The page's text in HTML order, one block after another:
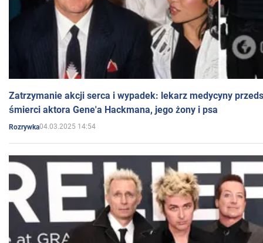
Zatrzymanie akcji serca i wypadek: lekarz medycyny
śmierci aktora Gene'a Hackmana, jego żony i psa
Rozrywka04.03.2025 14:54